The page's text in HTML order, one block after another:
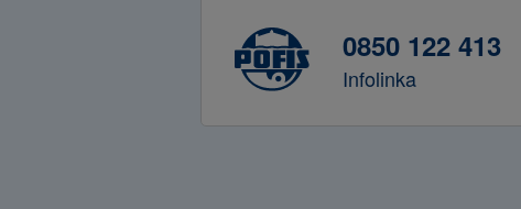
0850 122 413
Infolinka